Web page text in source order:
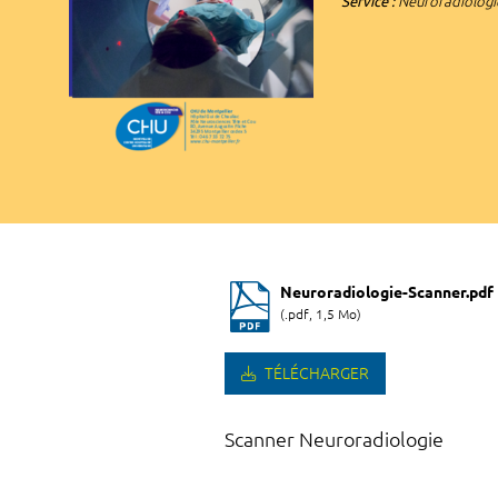
Neuroradiologie-Scanner.pdf
(.pdf, 1,5 Mo)
TÉLÉCHARGER
Scanner Neuroradiologie